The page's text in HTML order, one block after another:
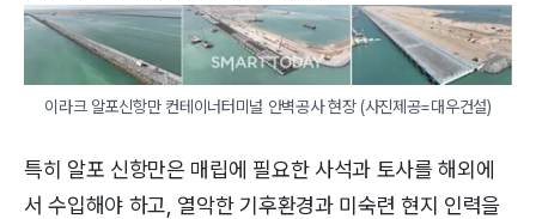
이라크 알포신항만 컨테이너터미널 안벽공사 현장 (사진제공=대우건설)
특히 알포 신항만은 매립에 필요한 사석과 토사를 해외에
서 수입해야 하고, 열악한 기후환경과 미숙련 현지 인력을